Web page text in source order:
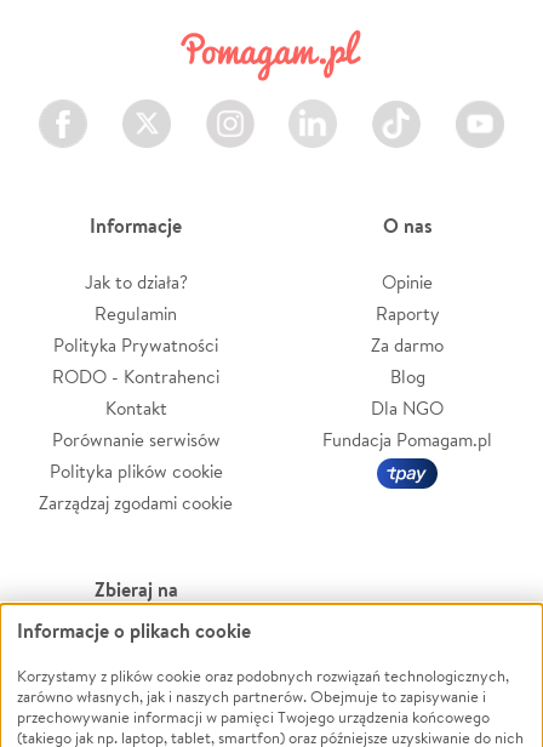
Facebook Twitter Instagram LinkedIn TikTok Youtube
Informacje
Jak to działa?
Regulamin
Polityka Prywatności
RODO - Kontrahenci
Kontakt
Porównanie serwisów
Polityka plików cookie
Zarządzaj zgodami cookie
O nas
Opinie
Raporty
Za darmo
Blog
Dla NGO
Fundacja Pomagam.pl
Zbieraj na
Leczenie
Zwierzęta
Pożar
Ukraina
Powódź
Wichura
NGO
Informacje o plikach cookie
Korzystamy z plików cookie oraz podobnych rozwiązań technologicznych,
zarówno własnych, jak i naszych partnerów. Obejmuje to zapisywanie i
przechowywanie informacji w pamięci Twojego urządzenia końcowego
(takiego jak np. laptop, tablet, smartfon) oraz późniejsze uzyskiwanie do nich